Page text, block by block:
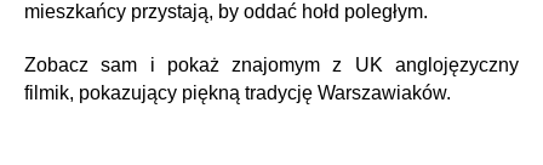
mieszkańcy przystają, by oddać hołd poległym.
Zobacz sam i pokaż znajomym z UK anglojęzyczny
filmik, pokazujący piękną tradycję Warszawiaków.